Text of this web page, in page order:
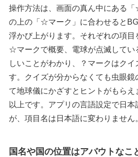
操作方法は、画面の真ん中にある
の上の「☆マーク」に合わせると
浮かび上がります。それぞれの項目
☆マークで概要、電球が点滅してい
しいことがわかり、？マークはク
す。クイズが分からなくても虫眼鏡
て地球儀にかざすとヒントがもら
以上です。アプリの言語設定で日本
が、項目名は日本語に変わりません
国名や国の位置はアバウトなこ